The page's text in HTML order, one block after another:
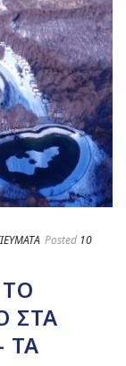
Posted 10
ΣΤΑ
ΤΑ